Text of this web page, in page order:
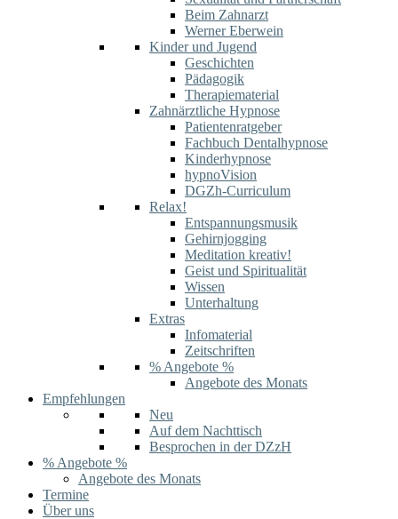
Beim Zahnarzt
Werner Eberwein
Kinder und Jugend
Geschichten
Pädagogik
Therapiematerial
Zahnärztliche Hypnose
Patientenratgeber
Fachbuch Dentalhypnose
Kinderhypnose
hypnoVision
DGZh-Curriculum
Relax!
Entspannungsmusik
Gehirnjogging
Meditation kreativ!
Geist und Spiritualität
Wissen
Unterhaltung
Extras
Infomaterial
Zeitschriften
% Angebote %
Angebote des Monats
Empfehlungen
Neu
Auf dem Nachttisch
Besprochen in der DZzH
% Angebote %
Angebote des Monats
Termine
Über uns